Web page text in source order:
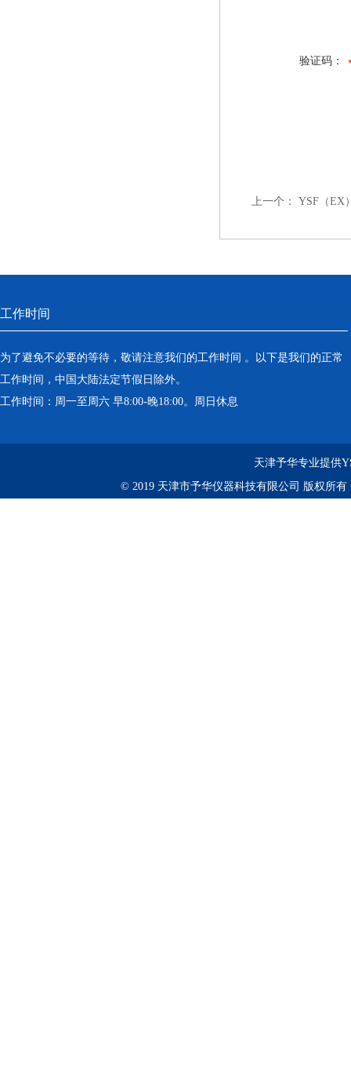
验证码：
上一个： YSF（EX
工作时间
为了避免不必要的等待，敬请注意我们的工作时间 。以下是我们的正常
工作时间，中国大陆法定节假日除外。
工作时间：周一至周六 早8:00-晚18:00。周日休息
天津予华专业提供
© 2019 天津市予华仪器科技有限公司 版权所有